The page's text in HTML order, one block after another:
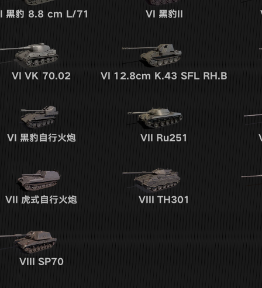
黑豹 8.8 cm L/71 VI 黑豹II
VI VK 70.02 VI 12.8cm K.43 SFL RH.B
VI 黑豹自行火炮 VII Ru251
VII 虎式自行火炮 VIII TH301
VIII SP70